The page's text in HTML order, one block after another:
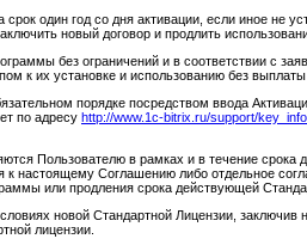
один год со дня активации, если иное
новый договор и продлить
без ограничений и в соответствии с
к их установке и использованию без выплаты
порядке посредством ввода
по адресу http://www.1c-bitrix.ru/support/
Пользователю в рамках и в течение
к настоящему Соглашению либо отдельное
или продления срока действующей
новой Стандартной Лицензии,
лицензии.